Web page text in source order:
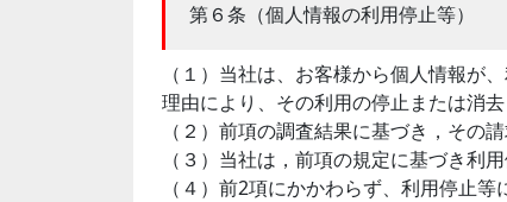
第６条（個人情報の利用停止等）
（１）当社は、お客様から個人情報が
理由により、その利用の停止または消
（２）前項の調査結果に基づき，その
（３）当社は，前項の規定に基づき利
（４）前2項にかかわらず、利用停止